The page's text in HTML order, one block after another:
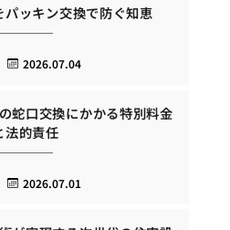
ッキン交換で防ぐ知恵
2026.07.04
蛇口交換にかかる特別料金
法的責任
2026.07.01